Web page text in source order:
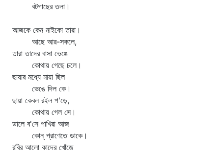
বটগাছের তলা।
আজকে কেন নাইকো তারা।
আছে আর-সকলে,
তারা তাদের বাসা ভেঙে
কোথায় গেছে চলে।
ছায়ার মধ্যে মায়া ছিল
ভেঙে দিল কে।
ছায়া কেবল রইল প'ড়ে,
কোথায় গেল সে।
ডালে ব'সে পাখিরা আজ
কোন্‌ প্রাণেতে ডাকে।
রবির আলো কাদের খোঁজে